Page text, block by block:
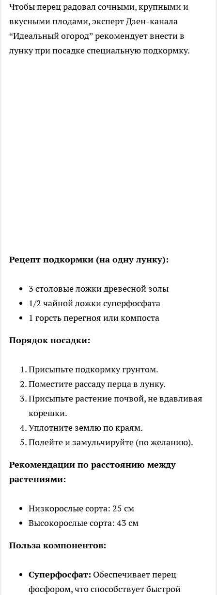
Чтобы перец радовал сочными, крупными и
вкусными плодами, эксперт Дзен-канала
“Идеальный огород” рекомендует внести в
лунку при посадке специальную подкормку.
Рецепт подкормки (на одну лунку):
3 столовые ложки древесной золы
1/2 чайной ложки суперфосфата
1 горсть перегноя или компоста
Порядок посадки:
Присыпьте подкормку грунтом.
Поместите рассаду перца в лунку.
Присыпьте растение почвой, не вдавливая
корешки.
Уплотните землю по краям.
Полейте и замульчируйте (по желанию).
Рекомендации по расстоянию между
растениями:
Низкорослые сорта: 25 см
Высокорослые сорта: 43 см
Польза компонентов:
Суперфосфат: Обеспечивает перец
фосфором, что способствует быстрой